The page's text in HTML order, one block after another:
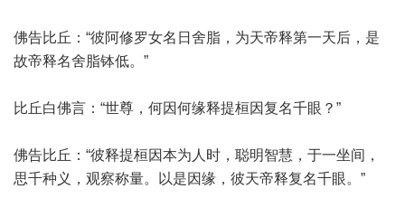
佛告比丘：“彼阿修罗女名日舍脂，为天帝释第一天后，是
故帝释名舍脂钵低。”
比丘白佛言：“世尊，何因何缘释提桓因复名千眼？”
佛告比丘：“彼释提桓因本为人时，聪明智慧，于一坐间，
思千种义，观察称量。以是因缘，彼天帝释复名千眼。”